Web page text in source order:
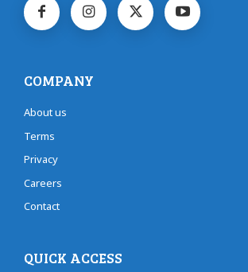
COMPANY
About us
Terms
Privacy
Careers
Contact
QUICK ACCESS